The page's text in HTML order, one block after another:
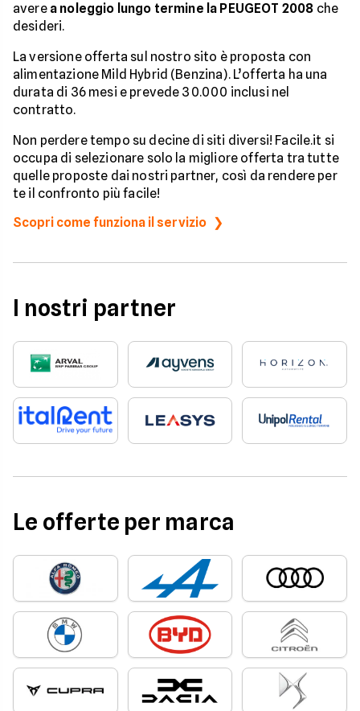
avere a noleggio lungo termine la PEUGEOT 2008 che
desideri.
La versione offerta sul nostro sito è proposta con
alimentazione Mild Hybrid (Benzina). L’offerta ha una
durata di 36 mesi e prevede 30.000 inclusi nel
contratto.
Non perdere tempo su decine di siti diversi! Facile.it si
occupa di selezionare solo la migliore offerta tra tutte
quelle proposte dai nostri partner, così da rendere per
te il confronto più facile!
Scopri come funziona il servizio
I nostri partner
Le offerte per marca